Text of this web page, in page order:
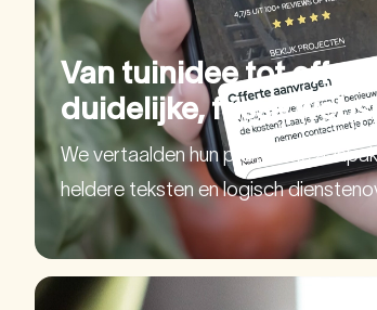
Van tuinidee tot
duidelijke, frisse
We vertaalden hun praktische
heldere teksten en logisch